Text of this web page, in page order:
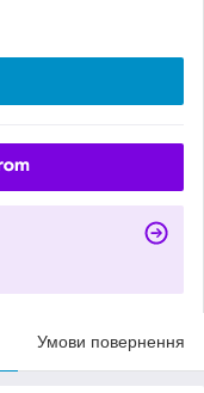
Умови повернення